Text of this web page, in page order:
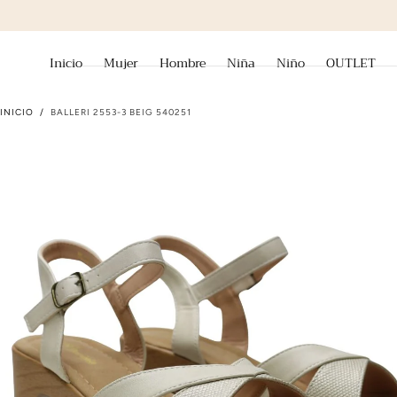
Inicio Mujer Hombre Niña Niño OUTLET
INICIO / BALLERI 2553-3 BEIG 540251